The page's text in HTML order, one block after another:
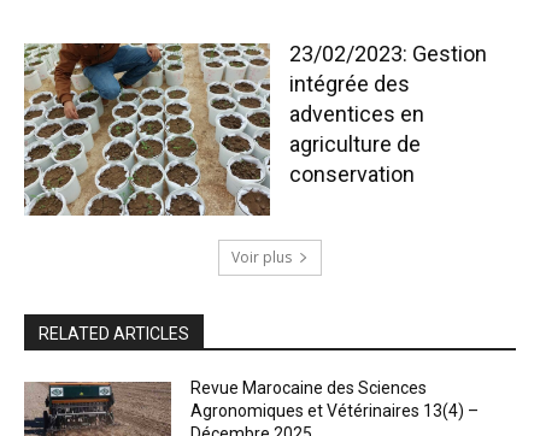
23/02/2023: Gestion
intégrée des
adventices en
agriculture de
conservation
Voir plus
RELATED ARTICLES
Revue Marocaine des Sciences
Agronomiques et Vétérinaires 13(4) –